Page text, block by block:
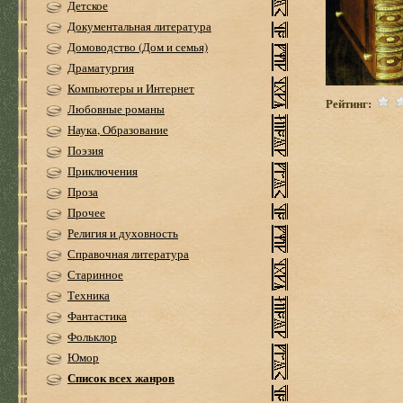
Детское
Документальная литература
Домоводство (Дом и семья)
Драматургия
Компьютеры и Интернет
Любовные романы
Наука, Образование
Поэзия
Приключения
Проза
Прочее
Религия и духовность
Справочная литература
Старинное
Техника
Фантастика
Фольклор
Юмор
Список всех жанров
Рейтинг: